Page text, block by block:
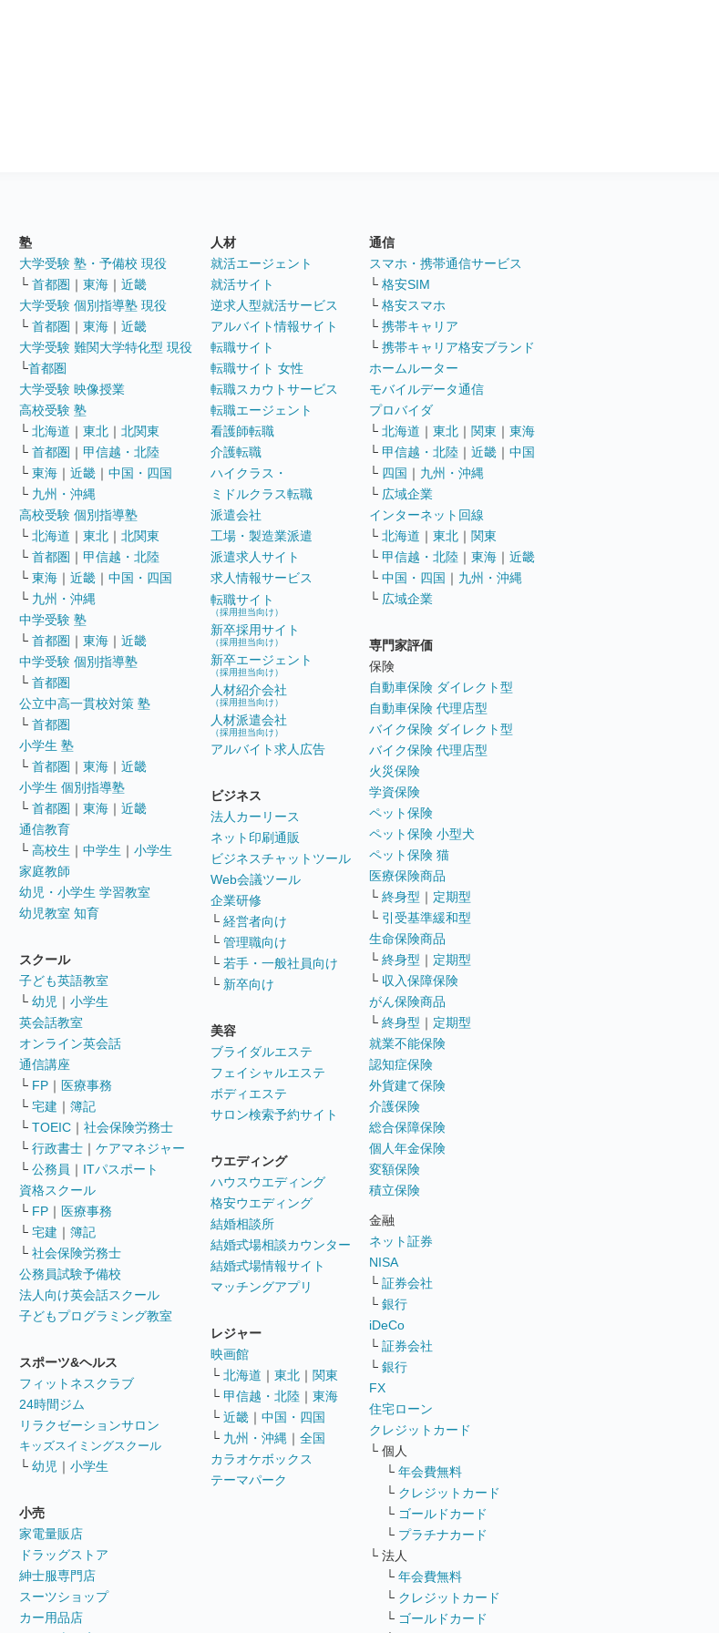
塾
大学受験 塾・予備校 現役
└ 首都圏 ｜ 東海 ｜ 近畿
大学受験 個別指導塾 現役
└ 首都圏 ｜ 東海 ｜ 近畿
大学受験 難関大学特化型 現役
└首都圏
大学受験 映像授業
高校受験 塾
└ 北海道 ｜ 東北 ｜ 北関東
└ 首都圏 ｜ 甲信越・北陸
└ 東海 ｜ 近畿 ｜ 中国・四国
└ 九州・沖縄
高校受験 個別指導塾
└ 北海道 ｜ 東北 ｜ 北関東
└ 首都圏 ｜ 甲信越・北陸
└ 東海 ｜ 近畿 ｜ 中国・四国
└ 九州・沖縄
中学受験 塾
└ 首都圏 ｜ 東海 ｜ 近畿
中学受験 個別指導塾
└ 首都圏
公立中高一貫校対策 塾
└ 首都圏
小学生 塾
└ 首都圏 ｜ 東海 ｜ 近畿
小学生 個別指導塾
└ 首都圏 ｜ 東海 ｜ 近畿
通信教育
└ 高校生 ｜ 中学生 ｜ 小学生
家庭教師
幼児・小学生 学習教室
幼児教室 知育
スクール
子ども英語教室
└ 幼児 ｜ 小学生
英会話教室
オンライン英会話
通信講座
└ FP ｜ 医療事務
└ 宅建 ｜ 簿記
└ TOEIC ｜ 社会保険労務士
└ 行政書士 ｜ ケアマネジャー
└ 公務員 ｜ ITパスポート
資格スクール
└ FP ｜ 医療事務
└ 宅建 ｜ 簿記
└ 社会保険労務士
公務員試験予備校
法人向け英会話スクール
子どもプログラミング教室
スポーツ&ヘルス
フィットネスクラブ
24時間ジム
リラクゼーションサロン
キッズスイミングスクール
└ 幼児 ｜ 小学生
小売
家電量販店
ドラッグストア
紳士服専門店
スーツショップ
カー用品店
人材
就活エージェント
就活サイト
逆求人型就活サービス
アルバイト情報サイト
転職サイト
転職サイト 女性
転職スカウトサービス
転職エージェント
看護師転職
介護転職
ハイクラス・
ミドルクラス転職
派遣会社
工場・製造業派遣
派遣求人サイト
求人情報サービス
転職サイト
（採用担当向け）
新卒採用サイト
（採用担当向け）
新卒エージェント
（採用担当向け）
人材紹介会社
（採用担当向け）
人材派遣会社
（採用担当向け）
アルバイト求人広告
ビジネス
法人カーリース
ネット印刷通販
ビジネスチャットツール
Web会議ツール
企業研修
└ 経営者向け
└ 管理職向け
└ 若手・一般社員向け
└ 新卒向け
美容
ブライダルエステ
フェイシャルエステ
ボディエステ
サロン検索予約サイト
ウエディング
ハウスウエディング
格安ウエディング
結婚相談所
結婚式場相談カウンター
結婚式場情報サイト
マッチングアプリ
レジャー
映画館
└ 北海道 ｜ 東北 ｜ 関東
└ 甲信越・北陸 ｜ 東海
└ 近畿 ｜ 中国・四国
└ 九州・沖縄 ｜ 全国
カラオケボックス
テーマパーク
通信
スマホ・携帯通信サービス
└ 格安SIM
└ 格安スマホ
└ 携帯キャリア
└ 携帯キャリア格安ブランド
ホームルーター
モバイルデータ通信
プロバイダ
└ 北海道 ｜ 東北 ｜ 関東 ｜ 東海
└ 甲信越・北陸 ｜ 近畿 ｜ 中国
└ 四国 ｜ 九州・沖縄
└ 広域企業
インターネット回線
└ 北海道 ｜ 東北 ｜ 関東
└ 甲信越・北陸 ｜ 東海 ｜ 近畿
└ 中国・四国 ｜ 九州・沖縄
└ 広域企業
専門家評価
保険
自動車保険 ダイレクト型
自動車保険 代理店型
バイク保険 ダイレクト型
バイク保険 代理店型
火災保険
学資保険
ペット保険
ペット保険 小型犬
ペット保険 猫
医療保険商品
└ 終身型 ｜ 定期型
└ 引受基準緩和型
生命保険商品
└ 終身型 ｜ 定期型
└ 収入保障保険
がん保険商品
└ 終身型 ｜ 定期型
就業不能保険
認知症保険
外貨建て保険
介護保険
総合保障保険
個人年金保険
変額保険
積立保険
金融
ネット証券
NISA
└ 証券会社
└ 銀行
iDeCo
└ 証券会社
└ 銀行
FX
住宅ローン
クレジットカード
└ 個人
└ 年会費無料
└ クレジットカード
└ ゴールドカード
└ プラチナカード
└ 法人
└ 年会費無料
└ クレジットカード
└ ゴールドカード